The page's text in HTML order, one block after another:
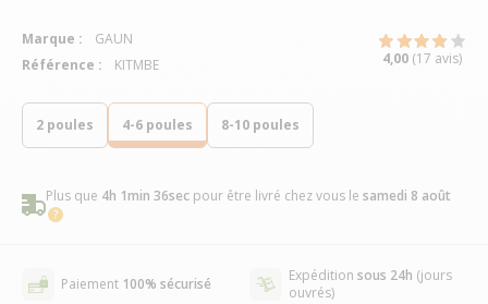
2 poules 4-6 poules 8-10 poules
Plus que 4h 1min 35sec pour être livré chez vous le samedi 8 août
Paiement 100% sécurisé Expédition sous 24h (jours
ouvrés)
Marque :
GAUN
Référence :
KITMBE 4,00 (17 avis)